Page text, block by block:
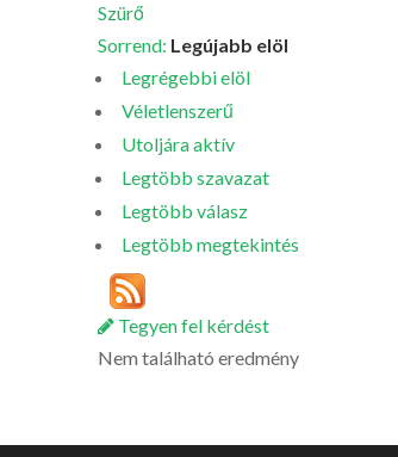
Szürő
Sorrend: Legújabb elöl
Legrégebbi elöl
Véletlenszerű
Utoljára aktív
Legtöbb szavazat
Legtöbb válasz
Legtöbb megtekintés
Tegyen fel kérdést
Nem található eredmény